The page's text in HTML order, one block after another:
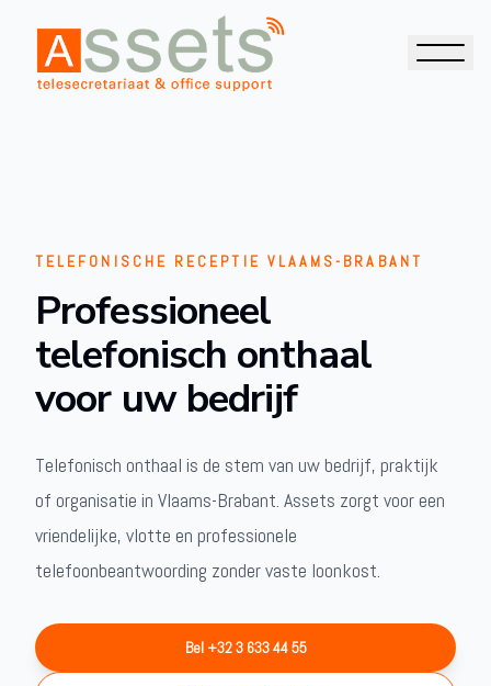
TELEFONISCHE RECEPTIE VLAAMS-BRABANT
Professioneel
telefonisch onthaal
voor uw bedrijf
Telefonisch onthaal is de stem van uw bedrijf, praktijk
of organisatie in Vlaams-Brabant. Assets zorgt voor een
vriendelijke, vlotte en professionele
telefoonbeantwoording zonder vaste loonkost.
Bel +32 3 633 44 55